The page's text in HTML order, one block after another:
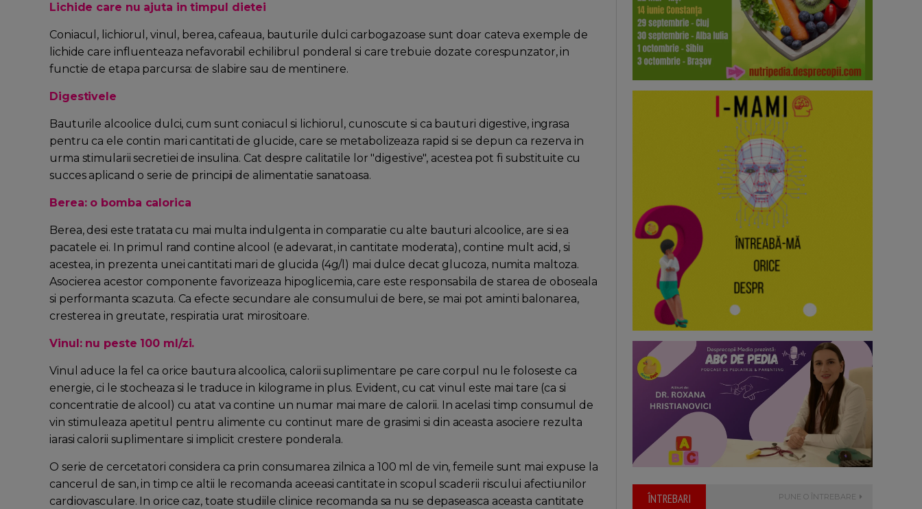
Lichide care nu ajuta in timpul dietei
Coniacul, lichiorul, vinul, berea, cafeaua, bauturile dulci carbogazoase sunt doar cateva exemple de
lichide care influenteaza nefavorabil echilibrul ponderal si care trebuie dozate corespunzator, in
functie de etapa parcursa: de slabire sau de mentinere.
Digestivele
Bauturile alcoolice dulci, cum sunt coniacul si lichiorul, cunoscute si ca bauturi digestive, ingrasa
pentru ca ele contin mari cantitati de glucide, care se metabolizeaza rapid si se depun ca rezerva in
urma stimularii secretiei de insulina. Cat despre calitatile lor "digestive", acestea pot fi substituite cu
succes aplicand o serie de principii de alimentatie sanatoasa.
Berea: o bomba calorica
Berea, desi este tratata cu mai multa indulgenta in comparatie cu alte bauturi alcoolice, are si ea
pacatele ei. In primul rand contine alcool (e adevarat, in cantitate moderata), contine mult acid, si
acestea, in prezenta unei cantitati mari de glucida (4g/l) mai dulce decat glucoza, numita maltoza.
Asocierea acestor componente favorizeaza hipoglicemia, care este responsabila de starea de oboseala
si performanta scazuta. Ca efecte secundare ale consumului de bere, se mai pot aminti balonarea,
cresterea in greutate, respiratia urat mirositoare.
Vinul: nu peste 100 ml/zi.
Vinul aduce la fel ca orice bautura alcoolica, calorii suplimentare pe care corpul nu le foloseste ca
energie, ci le stocheaza si le traduce in kilograme in plus. Evident, cu cat vinul este mai tare (ca si
concentratie de alcool) cu atat va contine un numar mai mare de calorii. In acelasi timp consumul de
vin stimuleaza apetitul pentru alimente cu continut mare de grasimi si din aceasta asociere rezulta
iarasi calorii suplimentare si implicit crestere ponderala.
O serie de cercetatori considera ca prin consumarea zilnica a 100 ml de vin, femeile sunt mai expuse la
cancerul de san, in timp ce altii le recomanda aceeasi cantitate in scopul scaderii riscului afectiunilor
cardiovasculare. In orice caz, toate studiile clinice recomanda sa nu se depaseasca aceasta cantitate
ÎNTREBARI PUNE O ÎNTREBARE